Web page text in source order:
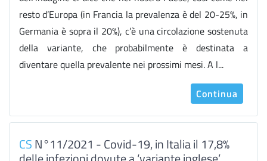
resto d’Europa (in Francia la prevalenza è del 20-25%, in
Germania è sopra il 20%), c’è una circolazione sostenuta
della variante, che probabilmente è destinata a
diventare quella prevalente nei prossimi mesi. A l...
Continua
CSN°11/2021 - Covid-19, in Italia il 17,8%